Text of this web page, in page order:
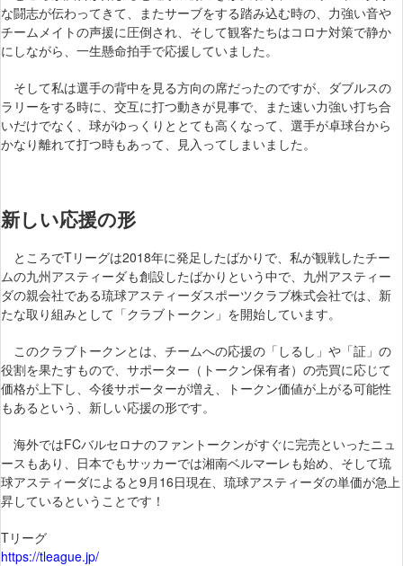
な闘志が伝わってきて、またサーブをする踏み込む時の、力強い音や
チームメイトの声援に圧倒され、そして観客たちはコロナ対策で静か
にしながら、一生懸命拍手で応援していました。
そして私は選手の背中を見る方向の席だったのですが、ダブルスの
ラリーをする時に、交互に打つ動きが見事で、また速い力強い打ち合
いだけでなく、球がゆっくりととても高くなって、選手が卓球台から
かなり離れて打つ時もあって、見入ってしまいました。
新しい応援の形
ところでTリーグは2018年に発足したばかりで、私が観戦したチー
ムの九州アスティーダも創設したばかりという中で、九州アスティー
ダの親会社である琉球アスティーダスポーツクラブ株式会社では、新
たな取り組みとして「クラブトークン」を開始しています。
このクラブトークンとは、チームへの応援の「しるし」や「証」の
役割を果たすもので、サポーター（トークン保有者）の売買に応じて
価格が上下し、今後サポーターが増え、トークン価値が上がる可能性
もあるという、新しい応援の形です。
海外ではFCバルセロナのファントークンがすぐに完売といったニュ
ースもあり、日本でもサッカーでは湘南ベルマーレも始め、そして琉
球アスティーダによると9月16日現在、琉球アスティーダの単価が急上
昇しているということです！
Tリーグ
https://tleague.jp/